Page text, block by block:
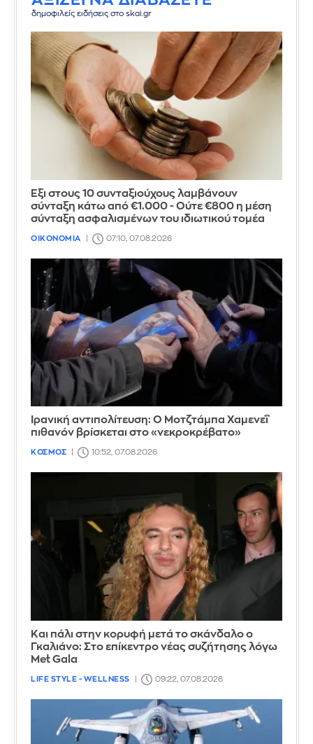
δημοφιλείς ειδήσεις στο skai.gr
Έξι στους 10 συνταξιούχους λαμβάνουν
σύνταξη κάτω από €1.000 - Ούτε €800 η μέση
σύνταξη ασφαλισμένων του ιδιωτικού τομέα
ΟΙΚΟΝΟΜΙΑ 07:10, 07.08.2026
Ιρανική αντιπολίτευση: Ο Μοτζτάμπα Χαμενεΐ
πιθανόν βρίσκεται στο «νεκροκρέβατο»
ΚΟΣΜΟΣ 10:52, 07.08.2026
Και πάλι στην κορυφή μετά το σκάνδαλο ο
Γκαλιάνο: Στο επίκεντρο νέας συζήτησης λόγω
Met Gala
LIFE STYLE - WELLNESS 09:22, 07.08.2026